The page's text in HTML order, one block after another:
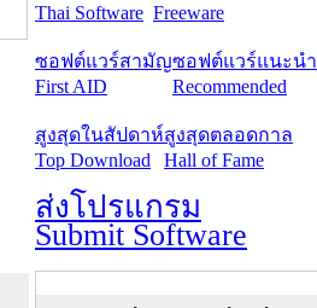
Thai Software Freeware
ซอฟต์แวร์สามัญ
First AID
ซอฟต์แวร์แนะนำ
Recommended
สูงสุดในสัปดาห์
Top Download
สูงสุดตลอดกาล
Hall of Fame
ส่งโปรแกรม
Submit Software